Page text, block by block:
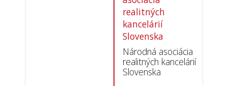
Národná asociácia
realitných kancelárií
Slovenska